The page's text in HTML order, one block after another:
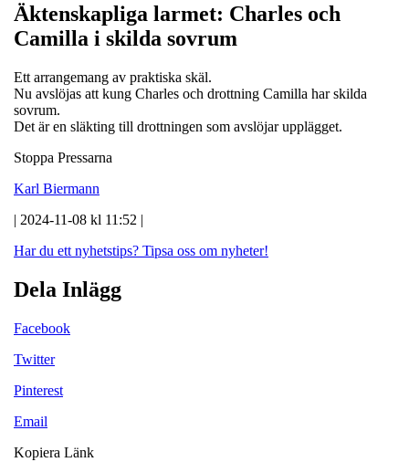
Äktenskapliga larmet: Charles och
Camilla i skilda sovrum
Ett arrangemang av praktiska skäl.
Nu avslöjas att kung Charles och drottning Camilla har skilda
sovrum.
Det är en släkting till drottningen som avslöjar upplägget.
Stoppa Pressarna
Karl Biermann
| 2024-11-08 kl 11:52 |
Har du ett nyhetstips? Tipsa oss om nyheter!
Dela Inlägg
Facebook
Twitter
Pinterest
Email
Kopiera Länk